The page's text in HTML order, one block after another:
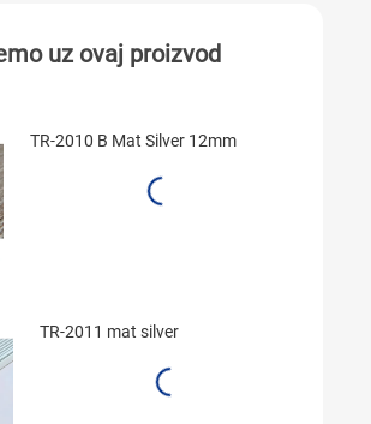
uz ovaj proizvod
TR-2010 B Mat Silver 12mm
TR-2011 mat silver